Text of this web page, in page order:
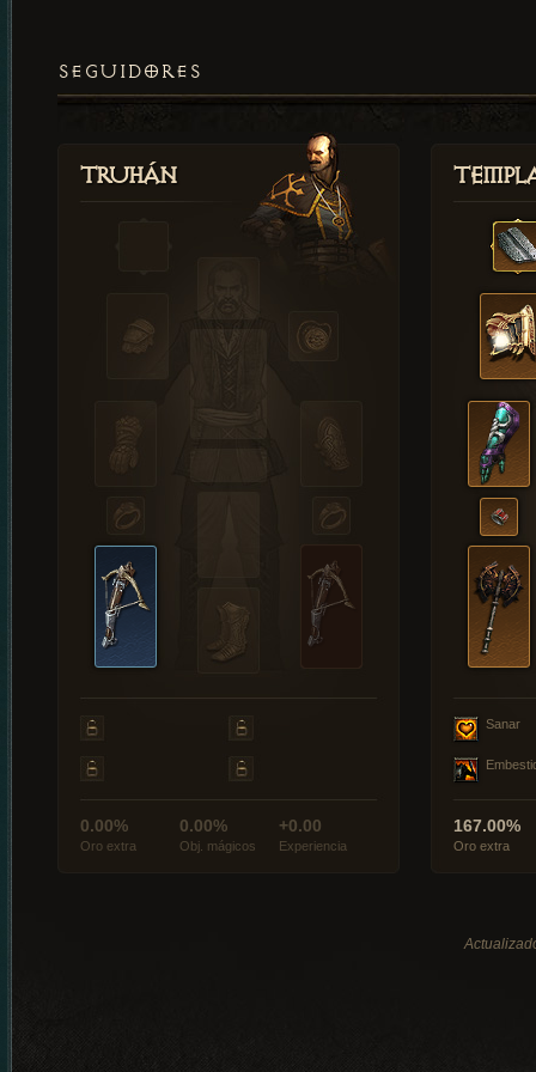
SEGUIDORES
Truhán
0.00%
Oro extra
0.00%
Obj. mágicos
+0.00
Experiencia
Sanar
167.00%
Oro extra